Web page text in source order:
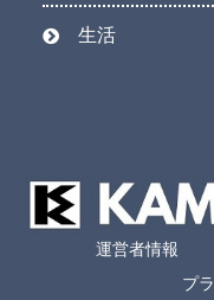
生活
運営者情報
プ